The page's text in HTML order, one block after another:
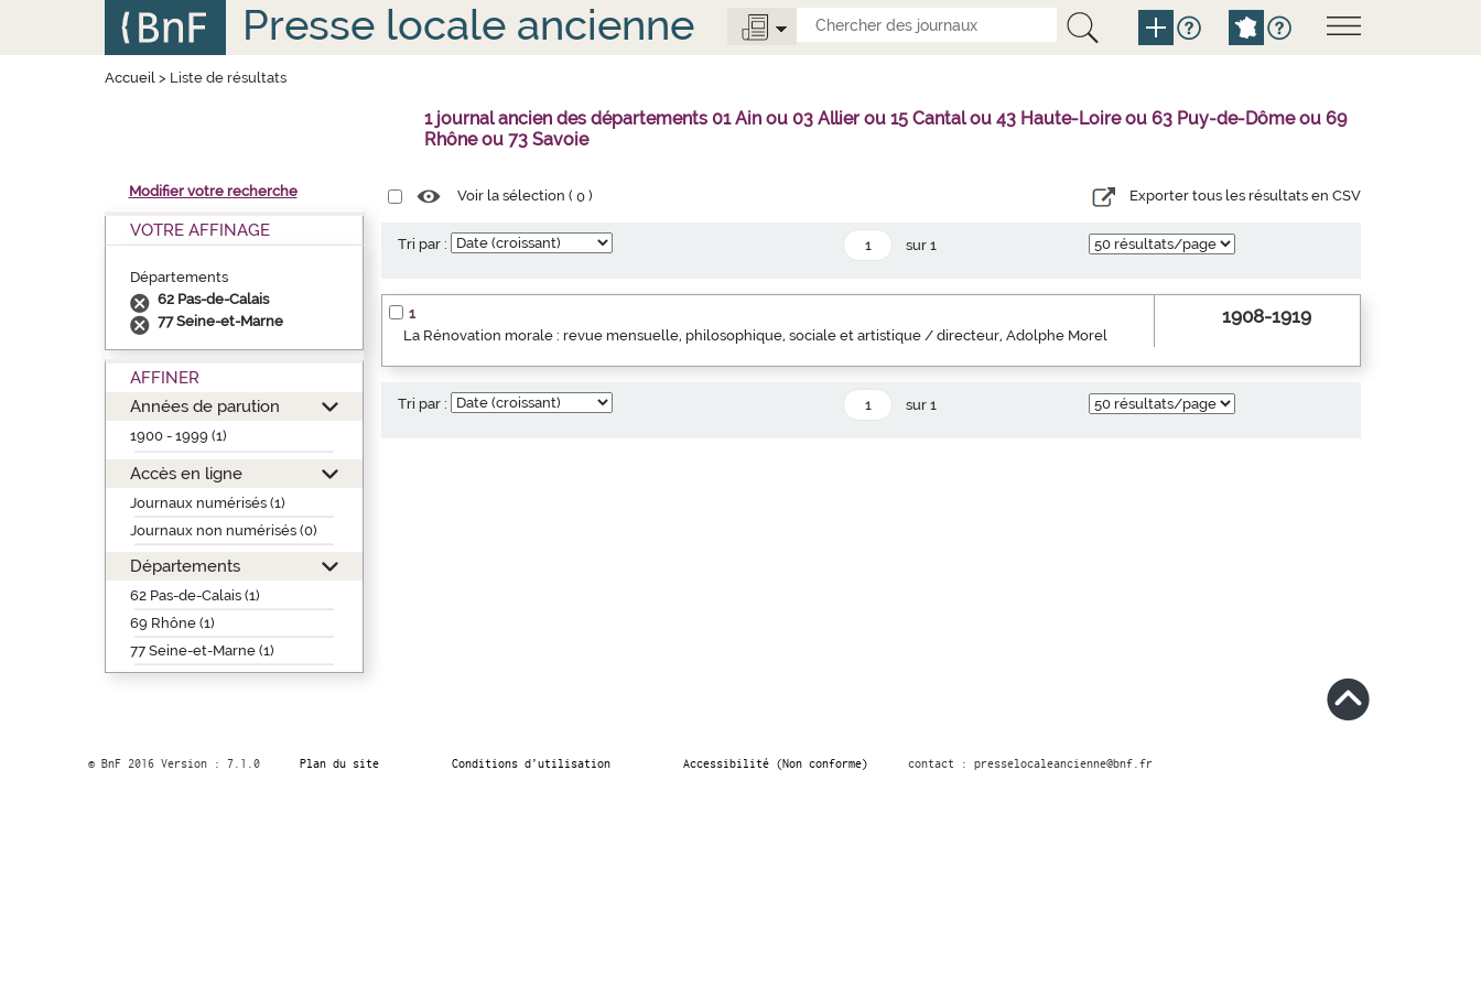
Presse locale ancienne
Accueil> Liste de résultats
1 journal ancien des départements 01 Ain ou 03 Allier ou 15 Cantal ou 43 Haute-Loire ou 63 Puy-de-Dôme ou 69
Rhône ou 73 Savoie
Modifier votre recherche
VOTRE AFFINAGE
Départements
62 Pas-de-Calais
77 Seine-et-Marne
AFFINER
Années de parution
1900 - 1999 (1)
Accès en ligne
Journaux numérisés (1)
Journaux non numérisés (0)
Départements
62 Pas-de-Calais (1)
69 Rhône (1)
77 Seine-et-Marne (1)
Voir la sélection (0 ) Exporter tous les résultats en CSV
Tri par : sur 1
1
La Rénovation morale : revue mensuelle, philosophique, sociale et artistique / directeur, Adolphe Morel
1908-1919
Tri par : sur 1
© BnF 2016 Version : 7.1.0 Plan du site Conditions d’utilisation Accessibilité (Non conforme) contact : presselocaleancienne@bnf.fr
Panneau de gestion des cookies